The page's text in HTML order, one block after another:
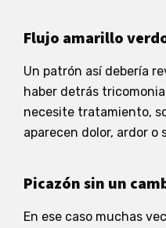
Flujo amarillo
Un patrón así debería
haber detrás
necesite tratamiento,
aparecen dolor, ardor o
Picazón sin un
En ese caso muchas